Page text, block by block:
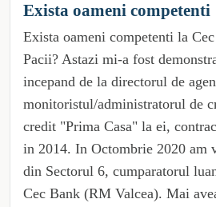
Exista oameni competenti
Exista oameni competenti la
Pacii? Astazi mi-a fost
incepand de la directorul de
monitoristul/administratorul de
credit "Prima Casa" la ei,
in 2014. In Octombrie 2020 am
din Sectorul 6, cumparatorul
Cec Bank (RM Valcea). Mai